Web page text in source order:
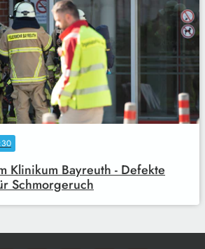
Klinikum Bayreuth - Defekte
Schmorgeruch